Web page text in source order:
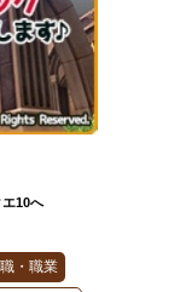
・職業